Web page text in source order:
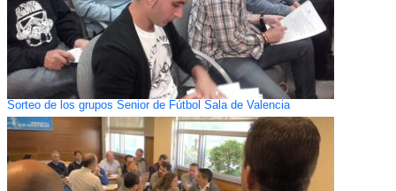
Sorteo de los grupos Senior de Fútbol Sala de Valencia